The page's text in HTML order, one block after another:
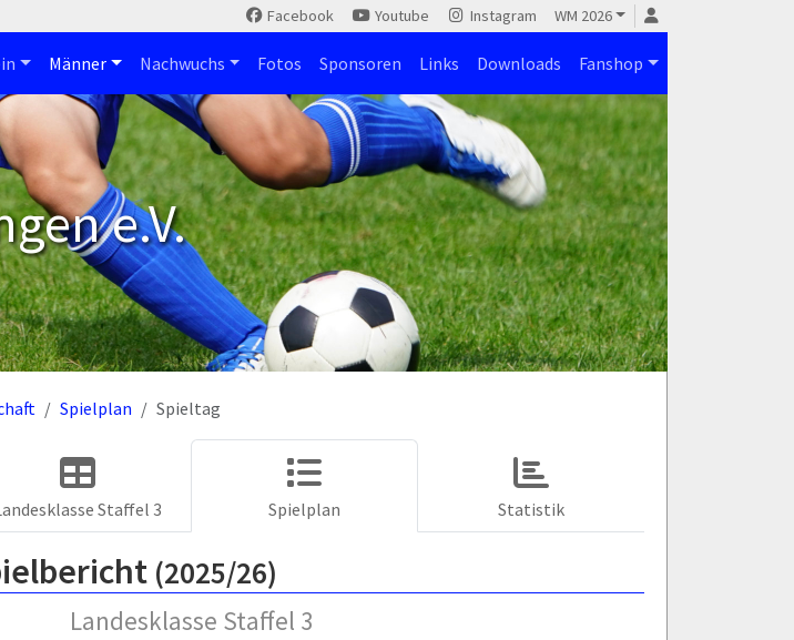
Facebook Youtube Instagram WM 2026
Männer Nachwuchs Fotos Sponsoren Links Downloads Fanshop
e.V.
Spielplan Spieltag
Staffel 3 Spielplan Statistik
(2025/26)
Landesklasse Staffel 3